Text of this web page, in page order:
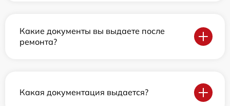
Какие документы вы выдаете после
ремонта?
Какая документация выдается?